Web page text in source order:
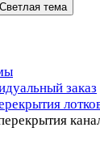
Светлая тема
заказ